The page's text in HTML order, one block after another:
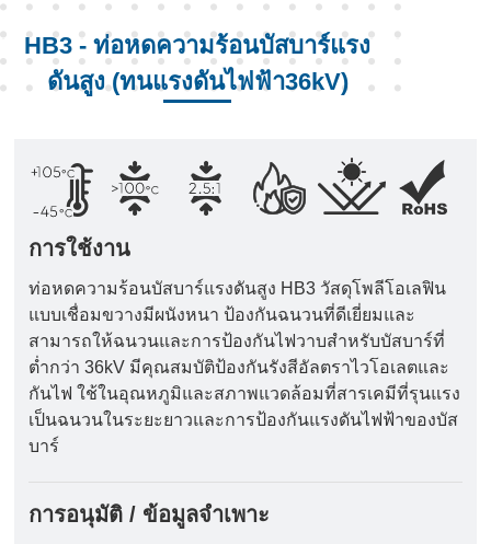
HB3 - ท่อหดความร้อนบัสบาร์แรง
ดันสูง (ทนแรงดันไฟฟ้า36kV)
การใช้งาน
ท่อหดความร้อนบัสบาร์แรงดันสูง HB3 วัสดุโพลีโอเลฟิน
แบบเชื่อมขวางมีผนังหนา ป้องกันฉนวนที่ดีเยี่ยมและ
สามารถให้ฉนวนและการป้องกันไฟวาบสำหรับบัสบาร์ที่
ต่ำกว่า 36kV มีคุณสมบัติป้องกันรังสีอัลตราไวโอเลตและ
กันไฟ ใช้ในอุณหภูมิและสภาพแวดล้อมที่สารเคมีที่รุนแรง
เป็นฉนวนในระยะยาวและการป้องกันแรงดันไฟฟ้าของบัส
บาร์
การอนุมัติ / ข้อมูลจำเพาะ